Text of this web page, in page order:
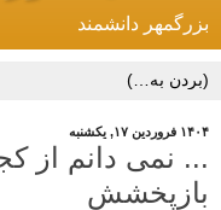
بزرگمهر دانشمند
۱۴۰۴ فروردین ۱۷, یکشنبه
... نمی دانم از
بازپخشش